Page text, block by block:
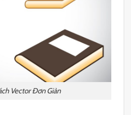
Vector Đơn Giản